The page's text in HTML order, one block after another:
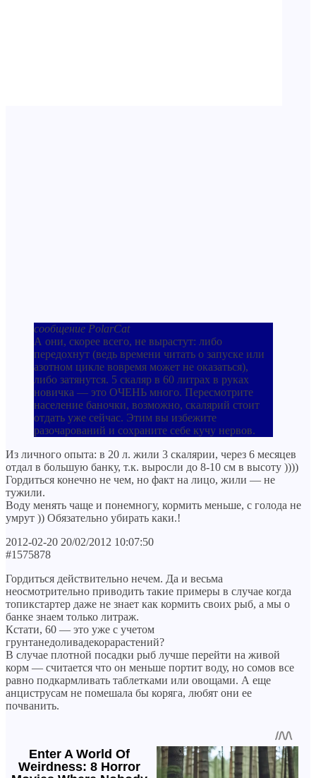
сообщение PolarCat
А они, скорее всего, не вырастут: либо
передохнут (ведь времени читать о запуске или
азотном цикле вовремя может не оказаться),
либо затянутся. 5 скаляр в 60 литрах в руках
новичка — это ОЧЕНЬ много. Пересмотрите
население баночки, возможно, скалярий стоит
отдать уже сейчас. Этим вы избежите
разочарований и сохраните себе кучу нервов.
Из личного опыта: в 20 л. жили 3 скалярии, через 6 месяцев
отдал в большую банку, т.к. выросли до 8-10 см в высоту ))))
Гордиться конечно не чем, но факт на лицо, жили — не
тужили.
Воду менять чаще и понемногу, кормить меньше, с голода не
умрут )) Обязательно убирать каки.!
2012-02-20 20/02/2012 10:07:50
#1575878
Гордиться действительно нечем. Да и весьма
неосмотрительно приводить такие примеры в случае когда
топикстартер даже не знает как кормить своих рыб, а мы о
банке знаем только литраж.
Кстати, 60 — это уже с учетом
грунтанедоливадекорарастений?
В случае плотной посадки рыб лучше перейти на живой
корм — считается что он меньше портит воду, но сомов все
равно подкармливать таблетками или овощами. А еще
анциструсам не помешала бы коряга, любят они ее
почванить.